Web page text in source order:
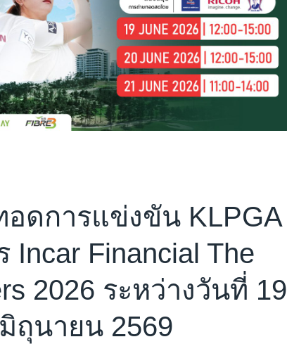
ดการแข่งขัน KLPGA
Incar Financial The
2026 ระหว่างวันที่ 19
ถุนายน 2569